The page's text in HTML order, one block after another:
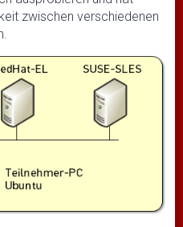
zwischen verschiedenen